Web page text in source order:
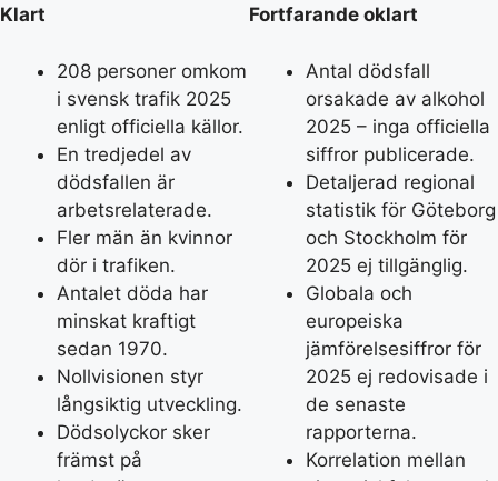
Klart
208 personer omkom
i svensk trafik 2025
enligt officiella källor.
En tredjedel av
dödsfallen är
arbetsrelaterade.
Fler män än kvinnor
dör i trafiken.
Antalet döda har
minskat kraftigt
sedan 1970.
Nollvisionen styr
långsiktig utveckling.
Dödsolyckor sker
främst på
Fortfarande oklart
Antal dödsfall
orsakade av alkohol
2025 – inga officiella
siffror publicerade.
Detaljerad regional
statistik för Göteborg
och Stockholm för
2025 ej tillgänglig.
Globala och
europeiska
jämförelsesiffror för
2025 ej redovisade i
de senaste
rapporterna.
Korrelation mellan